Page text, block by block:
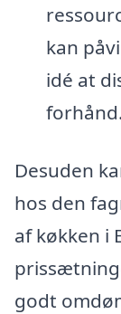
kan
idé at
forhånd.
Desuden
hos den
af køkken i
godt